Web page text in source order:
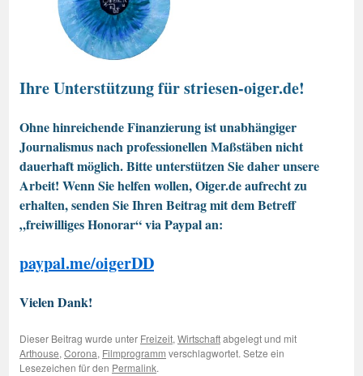
Ihre Unterstützung für striesen-oiger.de!
Ohne hinreichende Finanzierung ist unabhängiger
Journalismus nach professionellen Maßstäben nicht
dauerhaft möglich. Bitte unterstützen Sie daher unsere
Arbeit! Wenn Sie helfen wollen, Oiger.de aufrecht zu
erhalten, senden Sie Ihren Beitrag mit dem Betreff
„freiwilliges Honorar“ via Paypal an:
paypal.me/oigerDD
Vielen Dank!
Dieser Beitrag wurde unter Freizeit,Wirtschaftabgelegt und mit
Arthouse,Corona, Filmprogramm verschlagwortet. Setze ein
Lesezeichen für den Permalink.